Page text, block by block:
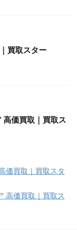
買取スター
高価買取｜買取ス
価買取｜買取スタ
高価買取｜買取ス